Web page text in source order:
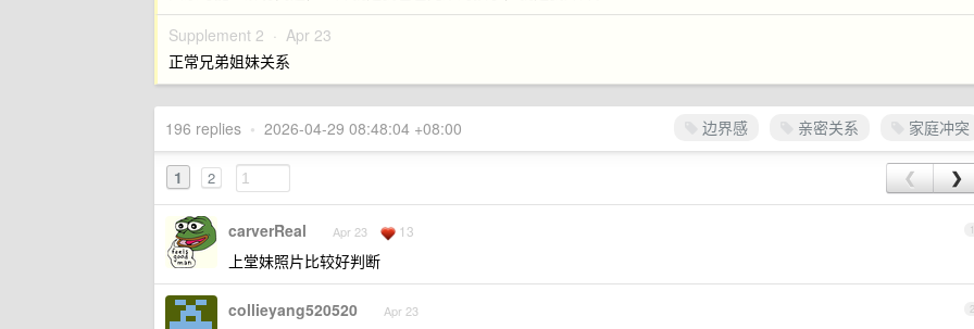
Supplement 2 · Apr 23
正常兄弟姐妹关系
边界感 亲密关系 家庭冲突
196 replies • 2026-04-29 08:48:04 +08:00
1 2 ❮ ❯
1
carverReal Apr 23 13
上堂妹照片比较好判断
2
collieyang520520 Apr 23